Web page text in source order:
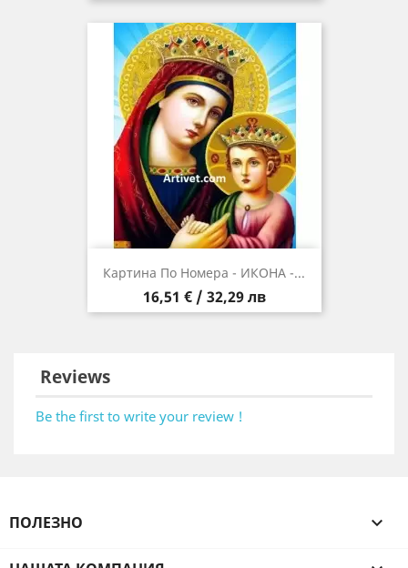
Картина По Номера - ИКОНА -...
Цена
16,51 € / 32,29 лв
Reviews
Be the first to write your review !
ПОЛЕЗНО 